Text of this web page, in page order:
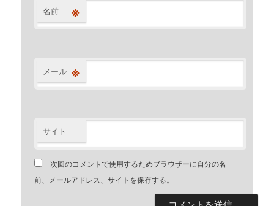
名前 ※
メール ※
サイト
次回のコメントで使用するためブラウザーに自分の名
前、メールアドレス、サイトを保存する。